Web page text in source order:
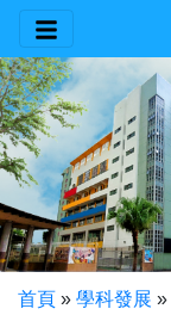
首頁 » 學科發展 »